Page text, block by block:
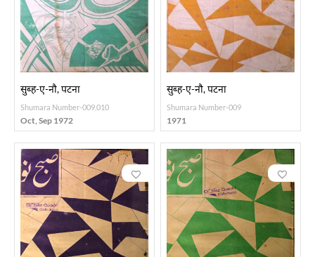
सुब्ह-ए-नौ, पटना
Shumara Number-009,010
Oct, Sep 1972
सुब्ह-ए-नौ, पटना
Shumara Number-009
1971